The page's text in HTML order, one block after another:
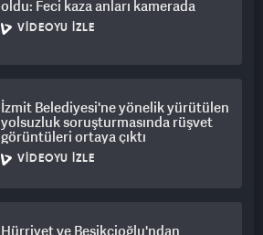
oldu: Feci kaza anları kamerada
VIDEOYU İZLE
İzmit Belediyesi'ne yönelik yürütülen
yolsuzluk soruşturmasında rüşvet
görüntüleri ortaya çıktı
VIDEOYU İZLE
Hürriyet ve Beşikçioğlu'ndan